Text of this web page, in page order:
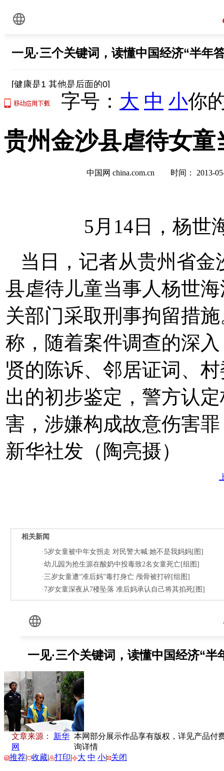
字号： 大 中 小你
贵州金沙县虐待女
中国网 china.com.cn 时间：
5月14日，杨世
当日，记者从贵州省
县虐待儿童当事人杨世
关部门采取刑事拘留措
称，随着案件调查的深
贤的陈诉、邻居证词、
出的初步鉴定，警方认
害，涉嫌构成故意伤害
新华社发（陶亮摄）
相关新闻
·5岁女童被中年女拐走 对民警大喊:她不是我妈妈[图]
·幼儿园为抢生源在酸奶中投毒致2名女童死亡[组图]
·三岁女童遭“准后妈”毒打身亡 颅骨被打碎[组图]
·7岁女童深夜从7楼坠落 准后妈承认自己将其掐死[图]
文章来源： 新华
网
本网部分展示作品享有版权，详见产品付
询详情
推荐| 收藏| 打印| 大 中 小| 关闭